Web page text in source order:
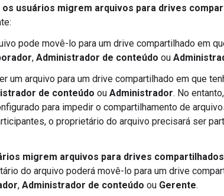
usuários migrem arquivos para drives
pode movê-lo para um drive compartilhado em
, Administrador de conteúdo ou
um arquivo para um drive compartilhado em que
de conteúdo ou Administrador. No
para impedir o compartilhamento de
o proprietário do arquivo precisará ser
migrem arquivos para drives compartilhados
do arquivo poderá movê-lo para um drive
, Administrador de conteúdo ou Gerente.